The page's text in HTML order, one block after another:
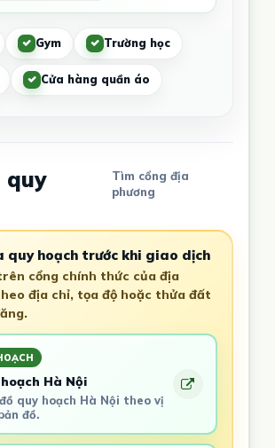
Gym Trường học
Cửa hàng quần áo
quy
Tìm cổng địa
phương
quy hoạch trước khi giao dịch
cổng chính thức của địa
địa chỉ, tọa độ hoặc thửa đất
Hà Nội
quy hoạch Hà Nội theo vị
đồ.